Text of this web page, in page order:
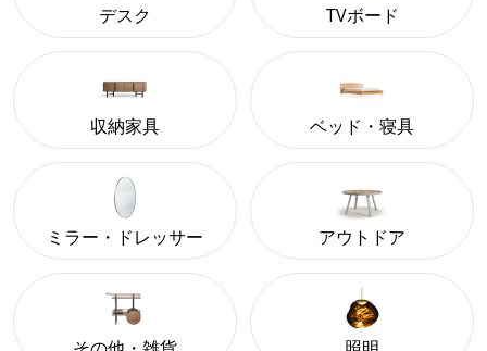
デスク TVボード
収納家具 ベッド・寝具
ミラー・ドレッサー アウトドア